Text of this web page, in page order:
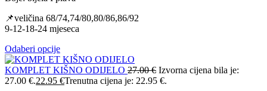
📌veličina 68/74,74/80,80/86,86/92
9-12-18-24 mjeseca
Odaberi opcije
KOMPLET KIŠNO ODIJELO 27.00€ Izvorna cijena bila je:
27.00 €.22.95 €Trenutna cijena je: 22.95 €.